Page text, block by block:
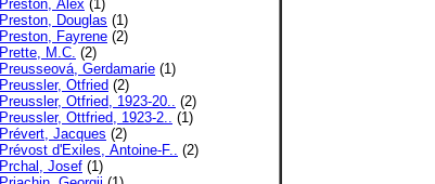
Preston, Alex (1)
Preston, Douglas (1)
Preston, Fayrene (2)
Prette, M.C. (2)
Preusseová, Gerdamarie (1)
Preussler, Otfried (2)
Preussler, Otfried, 1923-20.. (2)
Preussler, Ottfried, 1923-2.. (1)
Prévert, Jacques (2)
Prévost d'Exiles, Antoine-F.. (2)
Prchal, Josef (1)